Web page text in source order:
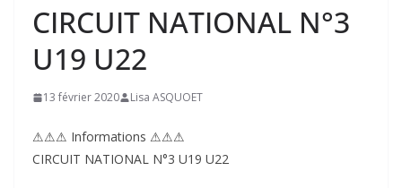
CIRCUIT NATIONAL N°3
U19 U22
13 février 2020 Lisa ASQUOET
⚠⚠⚠ Informations ⚠⚠⚠
CIRCUIT NATIONAL N°3 U19 U22